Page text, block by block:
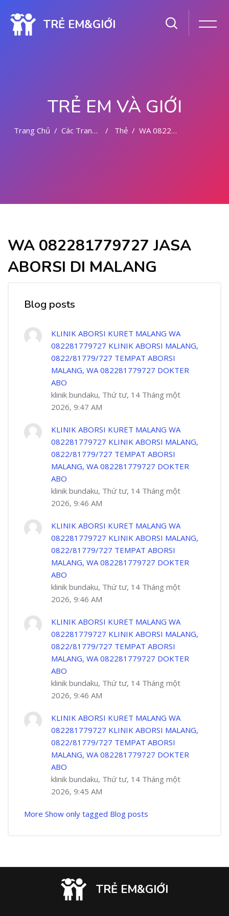
TRẺ EM&GIỚI
TRẺ EM VÀ GIỚI
Trang Chủ Các Trang Của Hệ Thống Thẻ WA 082281779727 JASA ABORSI DI MALANG
WA 082281779727 JASA
ABORSI DI MALANG
Blog posts
KLINIK ABORSI KURET MALANG WA
082281779727 KLINIK ABORSI MALANG,
0822/81779/727 TEMPAT ABORSI
MALANG, WA 082281779727 DOKTER
ABO
klinik bundaku, Thứ tư, 14 Tháng một
2026, 9:47 AM
KLINIK ABORSI KURET MALANG WA
082281779727 KLINIK ABORSI MALANG,
0822/81779/727 TEMPAT ABORSI
MALANG, WA 082281779727 DOKTER
ABO
klinik bundaku, Thứ tư, 14 Tháng một
2026, 9:46 AM
KLINIK ABORSI KURET MALANG WA
082281779727 KLINIK ABORSI MALANG,
0822/81779/727 TEMPAT ABORSI
MALANG, WA 082281779727 DOKTER
ABO
klinik bundaku, Thứ tư, 14 Tháng một
2026, 9:46 AM
KLINIK ABORSI KURET MALANG WA
082281779727 KLINIK ABORSI MALANG,
0822/81779/727 TEMPAT ABORSI
MALANG, WA 082281779727 DOKTER
ABO
klinik bundaku, Thứ tư, 14 Tháng một
2026, 9:46 AM
KLINIK ABORSI KURET MALANG WA
082281779727 KLINIK ABORSI MALANG,
0822/81779/727 TEMPAT ABORSI
MALANG, WA 082281779727 DOKTER
ABO
klinik bundaku, Thứ tư, 14 Tháng một
2026, 9:45 AM
More Show only tagged Blog posts
TRẺ EM&GIỚI